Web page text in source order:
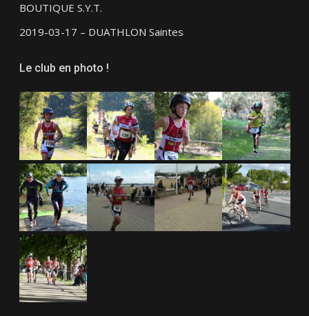
BOUTIQUE S.Y.T.
2019-03-17 – DUATHLON Saintes
Le club en photo !